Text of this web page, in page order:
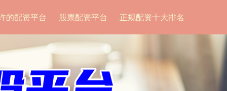
的配资平台 股票配资平台 正规配资十大排名